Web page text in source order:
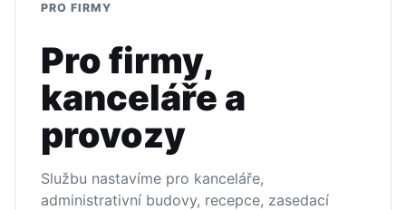
PRO FIRMY
Pro firmy,
kanceláře a
provozy
Službu nastavíme pro kanceláře,
administrativní budovy, recepce, zasedací